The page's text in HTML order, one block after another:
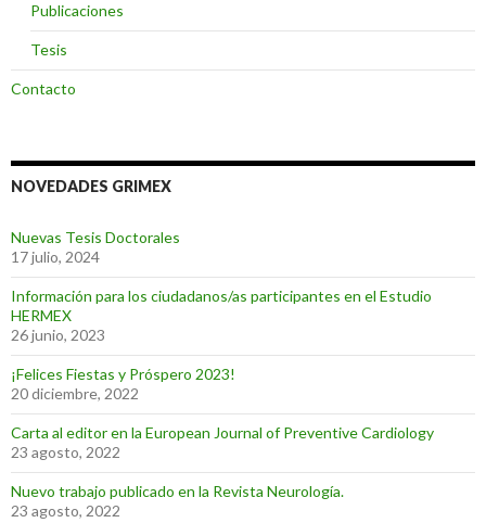
Publicaciones
Tesis
Contacto
NOVEDADES GRIMEX
Nuevas Tesis Doctorales
17 julio, 2024
Información para los ciudadanos/as participantes en el Estudio
HERMEX
26 junio, 2023
¡Felices Fiestas y Próspero 2023!
20 diciembre, 2022
Carta al editor en la European Journal of Preventive Cardiology
23 agosto, 2022
Nuevo trabajo publicado en la Revista Neurología.
23 agosto, 2022